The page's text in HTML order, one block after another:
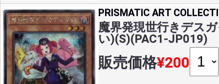
PRISMATIC ART
魔界発現世行きデス
い)(S)(PAC1-JP019)
販売価格¥200